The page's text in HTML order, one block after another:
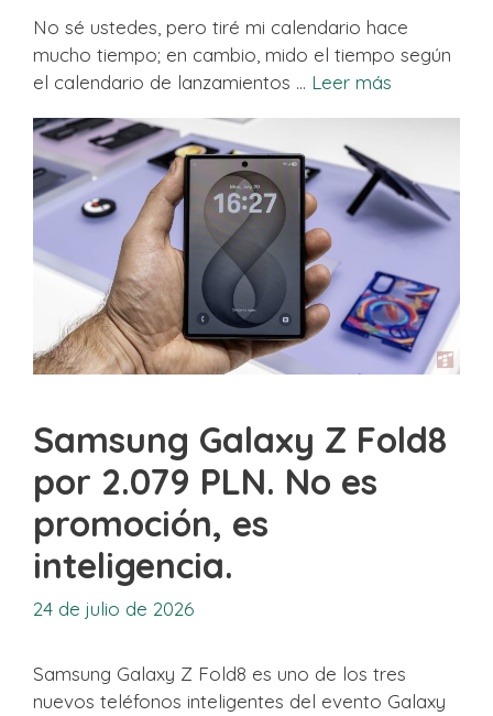
No sé ustedes, pero tiré mi calendario hace
mucho tiempo; en cambio, mido el tiempo según
el calendario de lanzamientos … Leer más
Samsung Galaxy Z Fold8
por 2.079 PLN. No es
promoción, es
inteligencia.
24 de julio de 2026
Samsung Galaxy Z Fold8 es uno de los tres
nuevos teléfonos inteligentes del evento Galaxy